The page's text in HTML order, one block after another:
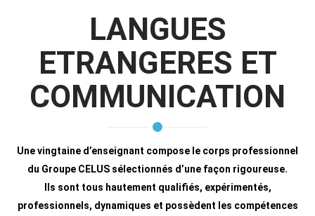
LANGUES
ETRANGERES ET
COMMUNICATION
Une vingtaine d’enseignant compose le corps professionnel
du Groupe CELUS sélectionnés d’une façon rigoureuse.
Ils sont tous hautement qualifiés, expérimentés,
professionnels, dynamiques et possèdent les compétences